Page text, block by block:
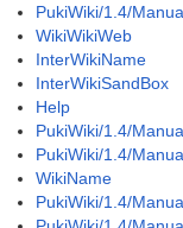
PukiWiki/1.4/
WikiWikiWeb
InterWikiName
InterWikiSandBox
Help
PukiWiki/1.4/
PukiWiki/1.4/
WikiName
PukiWiki/1.4/